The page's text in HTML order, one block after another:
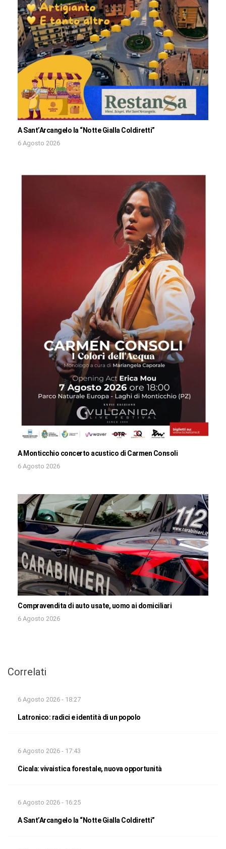
A Sant’Arcangelo la “Notte Gialla Coldiretti”
6 Agosto 2026
A Monticchio concerto acustico di Carmen Consoli
6 Agosto 2026
Compravendita di auto usate, uomo ai domiciliari
6 Agosto 2026
Correlati
6 Agosto 2026 - 18:27
Latronico: radici e identità di un popolo
6 Agosto 2026 - 17:43
Cicala: vivaistica forestale, nuova opportunità
6 Agosto 2026 - 16:25
A Sant’Arcangelo la “Notte Gialla Coldiretti”